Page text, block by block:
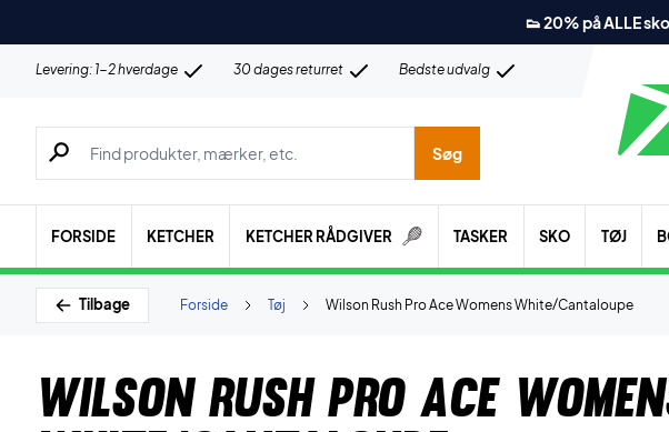
👟 20% på ALLE sko
Levering: 1-2 hverdage 30 dages returret Bedste udvalg
Søg efter produkter, mærker etc.
Søg
FORSIDE KETCHER KETCHER RÅDGIVER TASKER SKO TØJ
Tilbage Wilson Rush Pro Ace Womens White/Cantaloupe
Tøj
Forside
Wilson Rush Pro Ace